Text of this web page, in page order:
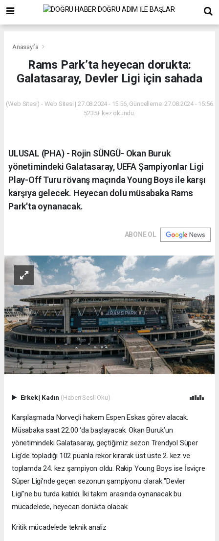
Anasayfa
Rams Park’ta heyecan dorukta:
Galatasaray, Devler Ligi için sahada
(Web Sitesi) - Web Sitesi | 27.08.2024 - 15:56, Güncelleme: 27.08.2024 - 15:56
5235+ kez okundu.
ULUSAL (PHA) - Rojin SÜNGÜ- Okan Buruk
yönetimindeki Galatasaray, UEFA Şampiyonlar Ligi
Play-Off Turu rövanş maçında Young Boys ile karşı
karşıya gelecek. Heyecan dolu müsabaka Rams
Park'ta oynanacak.
ABONE OL
Erkek| Kadın (Haberi Sesli Oku)
Karşılaşmada Norveçli hakem Espen Eskas görev alacak.
Müsabaka saat 22.00 ‘da başlayacak. Okan Buruk’un
yönetimindeki Galatasaray, geçtiğimiz sezon Trendyol Süper
Lig’de topladığı 102 puanla rekor kırarak üst üste 2. kez ve
toplamda 24. kez şampiyon oldu. Rakip Young Boys ise İsviçre
Süper Ligi’nde geçen sezonun şampiyonu olarak "Devler
Ligi"ne bu turda katıldı. İki takım arasında oynanacak bu
mücadelede, heyecan dorukta olacak.
Kritik mücadelede teknik analiz